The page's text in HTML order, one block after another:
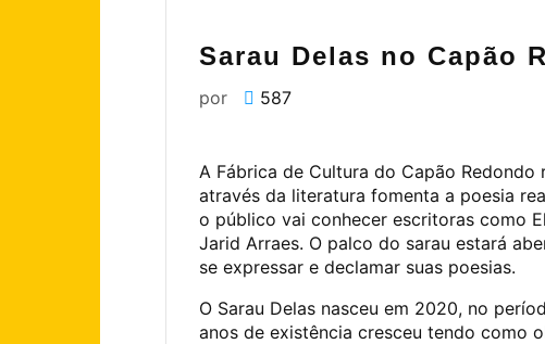
Sarau Delas no Capão
por 587
A Fábrica de Cultura do Capão
através da literatura fomenta a poesia
o público vai conhecer escritoras como
Jarid Arraes. O palco do sarau estará
se expressar e declamar suas poesias.
O Sarau Delas nasceu em 2020, no
anos de existência cresceu tendo como